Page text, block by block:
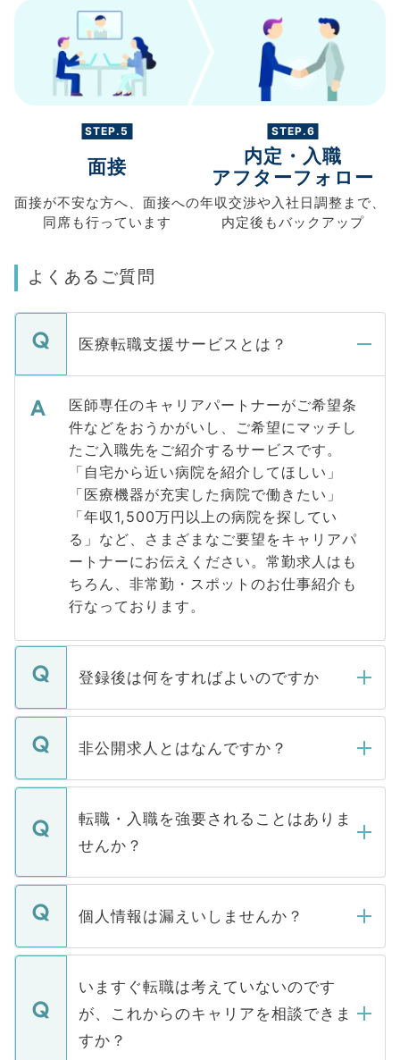
STEP.5
面接
面接が不安な方へ、 面接への
同席も行っています
STEP.6
内定・入職
アフターフォロー
年収交渉や入社日調整まで、
内定後もバックアップ
よくあるご質問
医療転職支援サービスとは？
医師専任のキャリアパートナーがご希望条
件などをおうかがいし、ご希望にマッチし
たご入職先をご紹介するサービスです。
「自宅から近い病院を紹介してほしい」
「医療機器が充実した病院で働きたい」
「年収1,500万円以上の病院を探してい
る」など、さまざまなご要望をキャリアパ
ートナーにお伝えください。常勤求人はも
ちろん、非常勤・スポットのお仕事紹介も
行なっております。
登録後は何をすればよいのですか
ご登録いただきましたら、弊社担当者がご
登録内容を確認し、その後メールもしくは
ます。通常、5営業日以内にはご連絡をせて
いただきますので、しばらくお待ちくださ
非公開求人とはなんですか？
マイナビDOCTORで取り扱っている求人の
うち約3割は、Webサイトからご覧いただ
けない「非公開求人」です。非公開求人は
下記の理由によって、一般には公開してい
ません。
■応募殺到を避けるため 人気のある医療機
関を公にしてしまうと、応募が殺到する場
に、医療機関が求める条件に合った人材の
みを人材紹介会社に依頼するケースが増え
ています。
転職・入職を強要されることはありま
せんか？
転職・入職を強要することは一切ありませ
ん。また、仮に応募先から内定をいただい
定を承諾する必要はありません。内定先へ
の辞退の連絡はキャリアパートナーが行い
個人情報は漏えいしませんか？
個人情報が漏えいすることはありませんの
で、ご安心ください。当サイトからの登録
などで収集したご登録者様の個人情報は、
ご本人のキャリアアップおよび転職活動の
支援を目的に使用いたします。お預かりし
いますぐ転職は考えていないのです
が、これからのキャリアを相談できま
すか？